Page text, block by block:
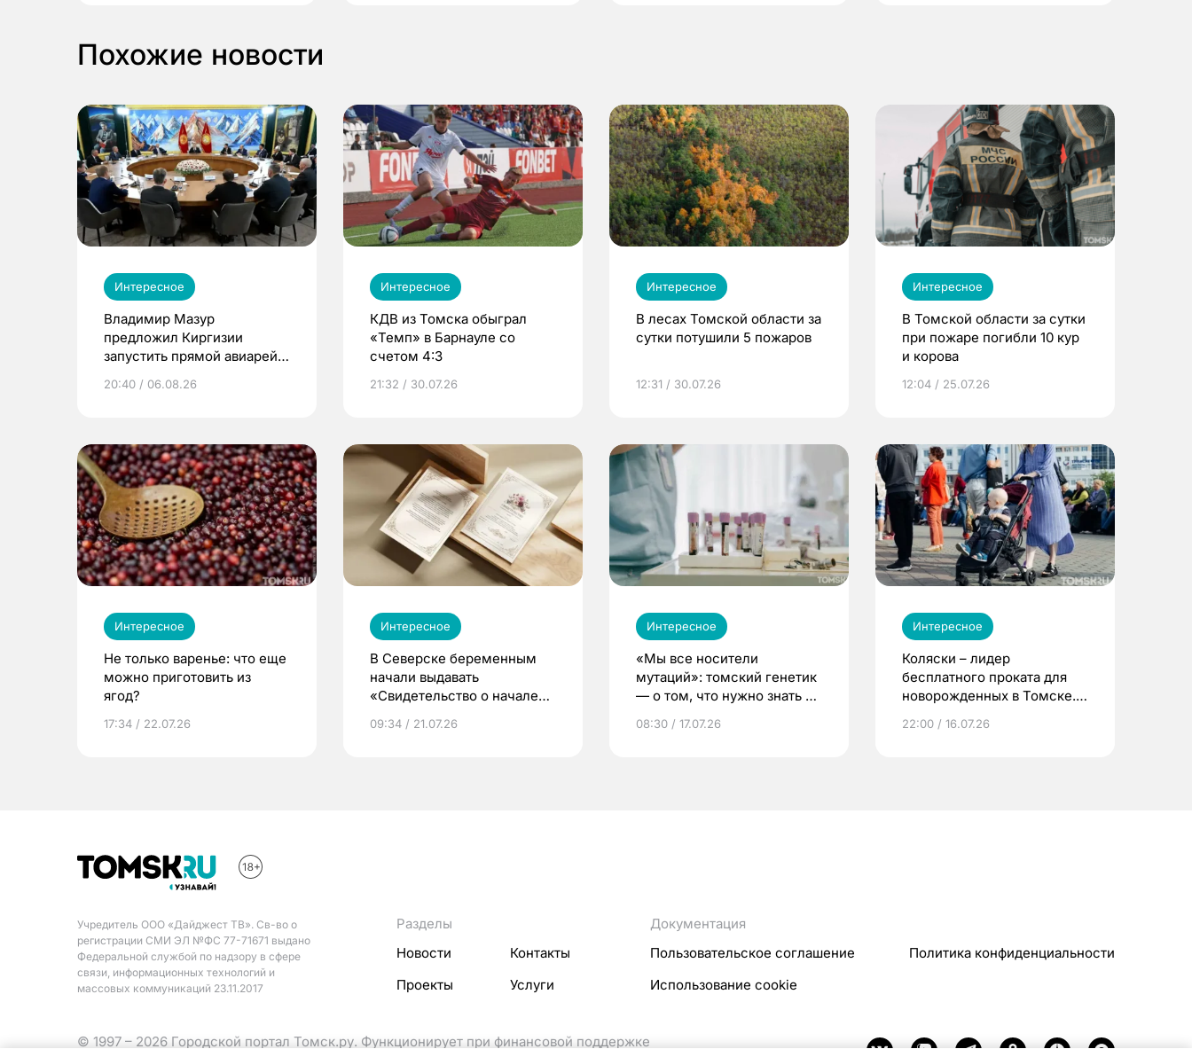
Похожие новости
Интересное
Владимир Мазур
предложил Киргизии
запустить прямой авиарейс
20:40 / 06.08.26
Интересное
КДВ из Томска обыграл
«Темп» в Барнауле со
счетом 4:3
21:32 / 30.07.26
Интересное
В лесах Томской области за
сутки потушили 5 пожаров
12:31 / 30.07.26
Интересное
В Томской области за сутки
при пожаре погибли 10 кур
и корова
12:04 / 25.07.26
Интересное
Не только варенье: что еще
можно приготовить из
ягод?
17:34 / 22.07.26
Интересное
В Северске беременным
начали выдавать
«Свидетельство о начале
09:34 / 21.07.26
Интересное
«Мы все носители
мутаций»: томский генетик
— о том, что нужно знать до
08:30 / 17.07.26
Интересное
Коляски – лидер
бесплатного проката для
новорожденных в Томске.
22:00 / 16.07.26
Учредитель ООО «Дайджест ТВ». Св-во о
регистрации СМИ ЭЛ №ФС 77-71671 выдано
Федеральной службой по надзору в сфере
связи, информационных технологий и
массовых коммуникаций 23.11.2017
Разделы
Новости
Контакты
Проекты
Услуги
Документация
Пользовательское соглашение
Политика конфиденциальности
Использование cookie
© 1997 – 2026 Городской портал Томск.ру. Функционирует при финансовой поддержке